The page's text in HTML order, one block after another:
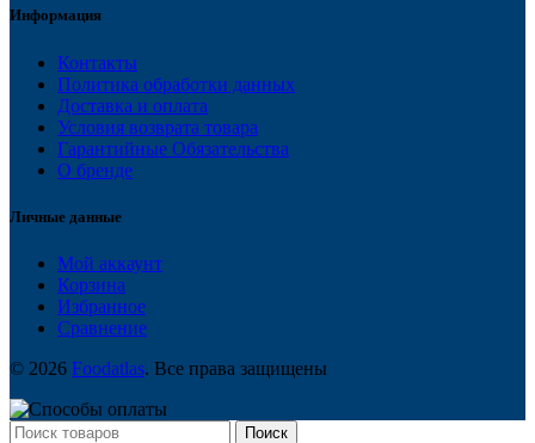
Информация
Контакты
Политика обработки данных
Доставка и оплата
Условия возврата товара
Гарантийные Обязательства
О бренде
Личные данные
Мой аккаунт
Корзина
Избранное
Сравнение
© 2026 Foodatlas. Все права защищены
Поиск